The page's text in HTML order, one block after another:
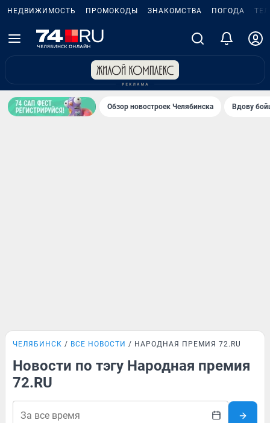
НЕДВИЖИМОСТЬ ПРОМОКОДЫ ЗНАКОМСТВА ПОГОДА
Обзор новостроек Челябинска Вдову
ЧЕЛЯБИНСК ВСЕ НОВОСТИ НАРОДНАЯ ПРЕМИЯ 72.RU
Новости по тэгу Народная премия
72.RU